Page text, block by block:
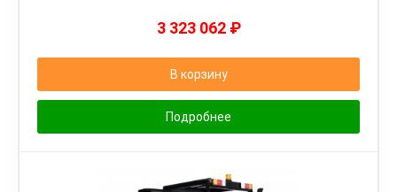
3 323 062 ₽
В корзину
Подробнее